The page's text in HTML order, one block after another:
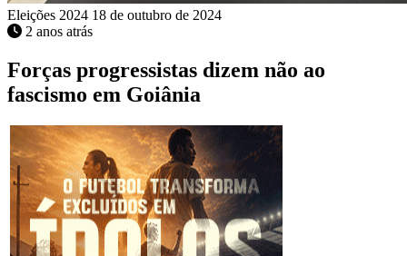
Eleições 2024 18 de outubro de 2024
2 anos atrás
Forças progressistas dizem não ao
fascismo em Goiânia